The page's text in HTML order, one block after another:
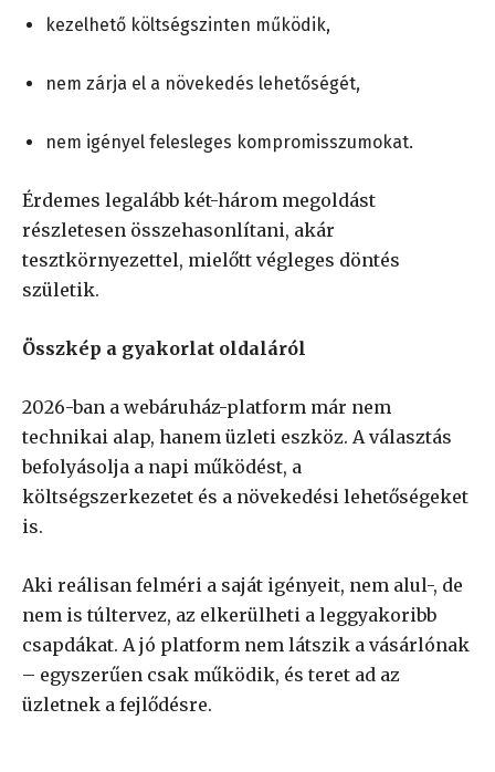
kezelhető költségszinten működik,
nem zárja el a növekedés lehetőségét,
nem igényel felesleges kompromisszumokat.
Érdemes legalább két-három megoldást
részletesen összehasonlítani, akár
tesztkörnyezettel, mielőtt végleges döntés
születik.
Összkép a gyakorlat oldaláról
2026-ban a webáruház-platform már nem
technikai alap, hanem üzleti eszköz. A választás
befolyásolja a napi működést, a
költségszerkezetet és a növekedési lehetőségeket
is.
Aki reálisan felméri a saját igényeit, nem alul-, de
nem is túltervez, az elkerülheti a leggyakoribb
csapdákat. A jó platform nem látszik a vásárlónak
– egyszerűen csak működik, és teret ad az
üzletnek a fejlődésre.